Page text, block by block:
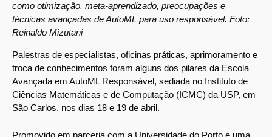
como otimização, meta-aprendizado, preocupações e
técnicas avançadas de AutoML para uso responsável. Foto:
Reinaldo Mizutani
Palestras de especialistas, oficinas práticas, aprimoramento e
troca de conhecimentos foram alguns dos pilares da Escola
Avançada em AutoML Responsável, sediada no Instituto de
Ciências Matemáticas e de Computação (ICMC) da USP, em
São Carlos, nos dias 18 e 19 de abril.
Promovido em parceria com a Universidade do Porto e uma